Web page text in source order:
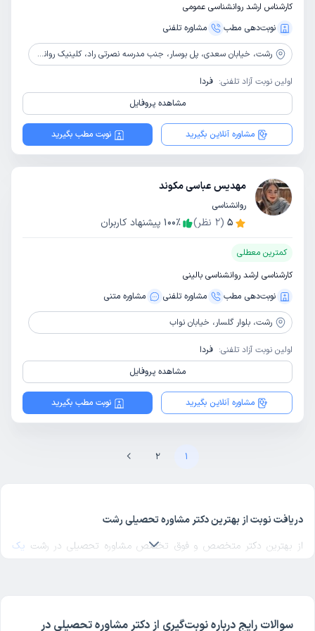
کارشناس ارشد روانشناسی عمومی
نوبت‌دهی مطب
مشاوره‌ تلفنی
رشت، خیابان سعدی، پل بوسار، جنب مدرسه نصرتی راد، کلینیک روانشناسی و مشاوره طرح نو
اولین نوبت آزاد تلفنی: فردا
مشاهده پروفایل
مشاوره آنلاین بگیرید نوبت مطب بگیرید
مهدیس عباسی مکوند
روانشناسی
5
(
2 نظر) 100٪ پیشنهاد کاربران
کمترین معطلی
کارشناسی ارشد روانشناسی بالینی
نوبت‌دهی مطب
مشاوره‌ تلفنی مشاوره‌ متنی
رشت، بلوار گلسار، خیابان نواب
اولین نوبت آزاد تلفنی: فردا
مشاهده پروفایل
مشاوره آنلاین بگیرید نوبت مطب بگیرید
1
2
دریافت نوبت از بهترین دکتر مشاوره تحصیلی رشت
از بهترین دکتر متخصص و فوق تخصص مشاوره تحصیلی در رشت یک
تحصیلی مربوطه را بررسی کنید. دکترتو در تمام صفحات مربوط به دکترهای
سوالات رایج درباره نوبت‌گیری از دکتر مشاوره تحصیلی در